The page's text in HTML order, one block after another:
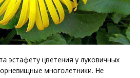
эстафету цветения у луковичных
многолетники. Не